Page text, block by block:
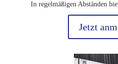
In regelmäßigen Abständen
Jetzt